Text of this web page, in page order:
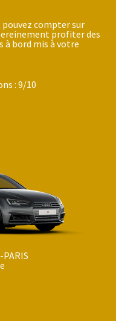
compter sur
profiter des
à bord mis à votre
:9/10
PARIS